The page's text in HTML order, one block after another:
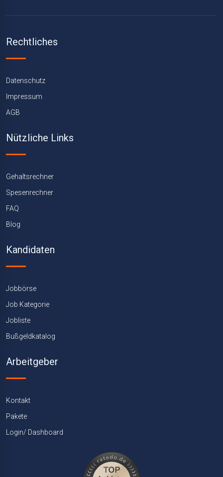
Rechtliches
Datenschutz
Impressum
AGB
Nützliche Links
Gehaltsrechner
Spesenrechner
FAQ
Blog
Kandidaten
Jobbörse
Job Kategorie
Jobliste
Bußgeldkatalog
Arbeitgeber
Kontakt
Pakete
Login/ Dashboard